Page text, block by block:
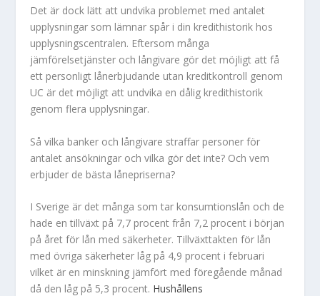
Det är dock lätt att undvika problemet med antalet
upplysningar som lämnar spår i din kredithistorik hos
upplysningscentralen. Eftersom många
jämförelsetjänster och långivare gör det möjligt att få
ett personligt lånerbjudande utan kreditkontroll genom
UC är det möjligt att undvika en dålig kredithistorik
genom flera upplysningar.
Så vilka banker och långivare straffar personer för
antalet ansökningar och vilka gör det inte? Och vem
erbjuder de bästa lånepriserna?
I Sverige är det många som tar konsumtionslån och de
hade en tillväxt på 7,7 procent från 7,2 procent i början
på året för lån med säkerheter. Tillväxttakten för lån
med övriga säkerheter låg på 4,9 procent i februari
vilket är en minskning jämfört med föregående månad
då den låg på 5,3 procent. Hushållens